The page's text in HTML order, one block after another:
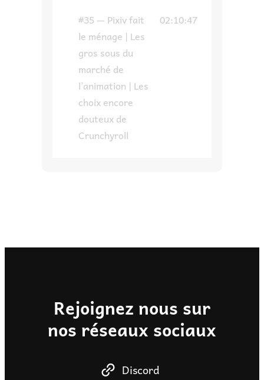
#35 — Pixiv fait
le ménage | Les
gros sous du
marché de
l’animation | Les
choix encore
douteux de
Crunchyroll
02:10:47
Rejoignez nous sur
nos réseaux sociaux
Discord